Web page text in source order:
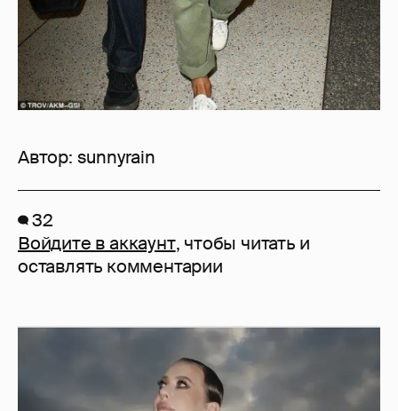
Автор: sunnyrain
32
Войдите в аккаунт, чтобы читать и
оставлять комментарии